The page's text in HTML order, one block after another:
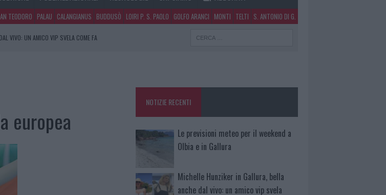
TEODORO PALAU CALANGIANUS BUDDUSÒ LOIRI P. S. PAOLO GOLFO ARANCI MONTI TELTI S. ANTONIO DI G.
VIVO: UN AMICO VIP SVELA COME FA
europea
NOTIZIE RECENTI
Le previsioni meteo per il weekend a
Olbia e in Gallura
Michelle Hunziker in Gallura, bella
anche dal vivo: un amico vip svela